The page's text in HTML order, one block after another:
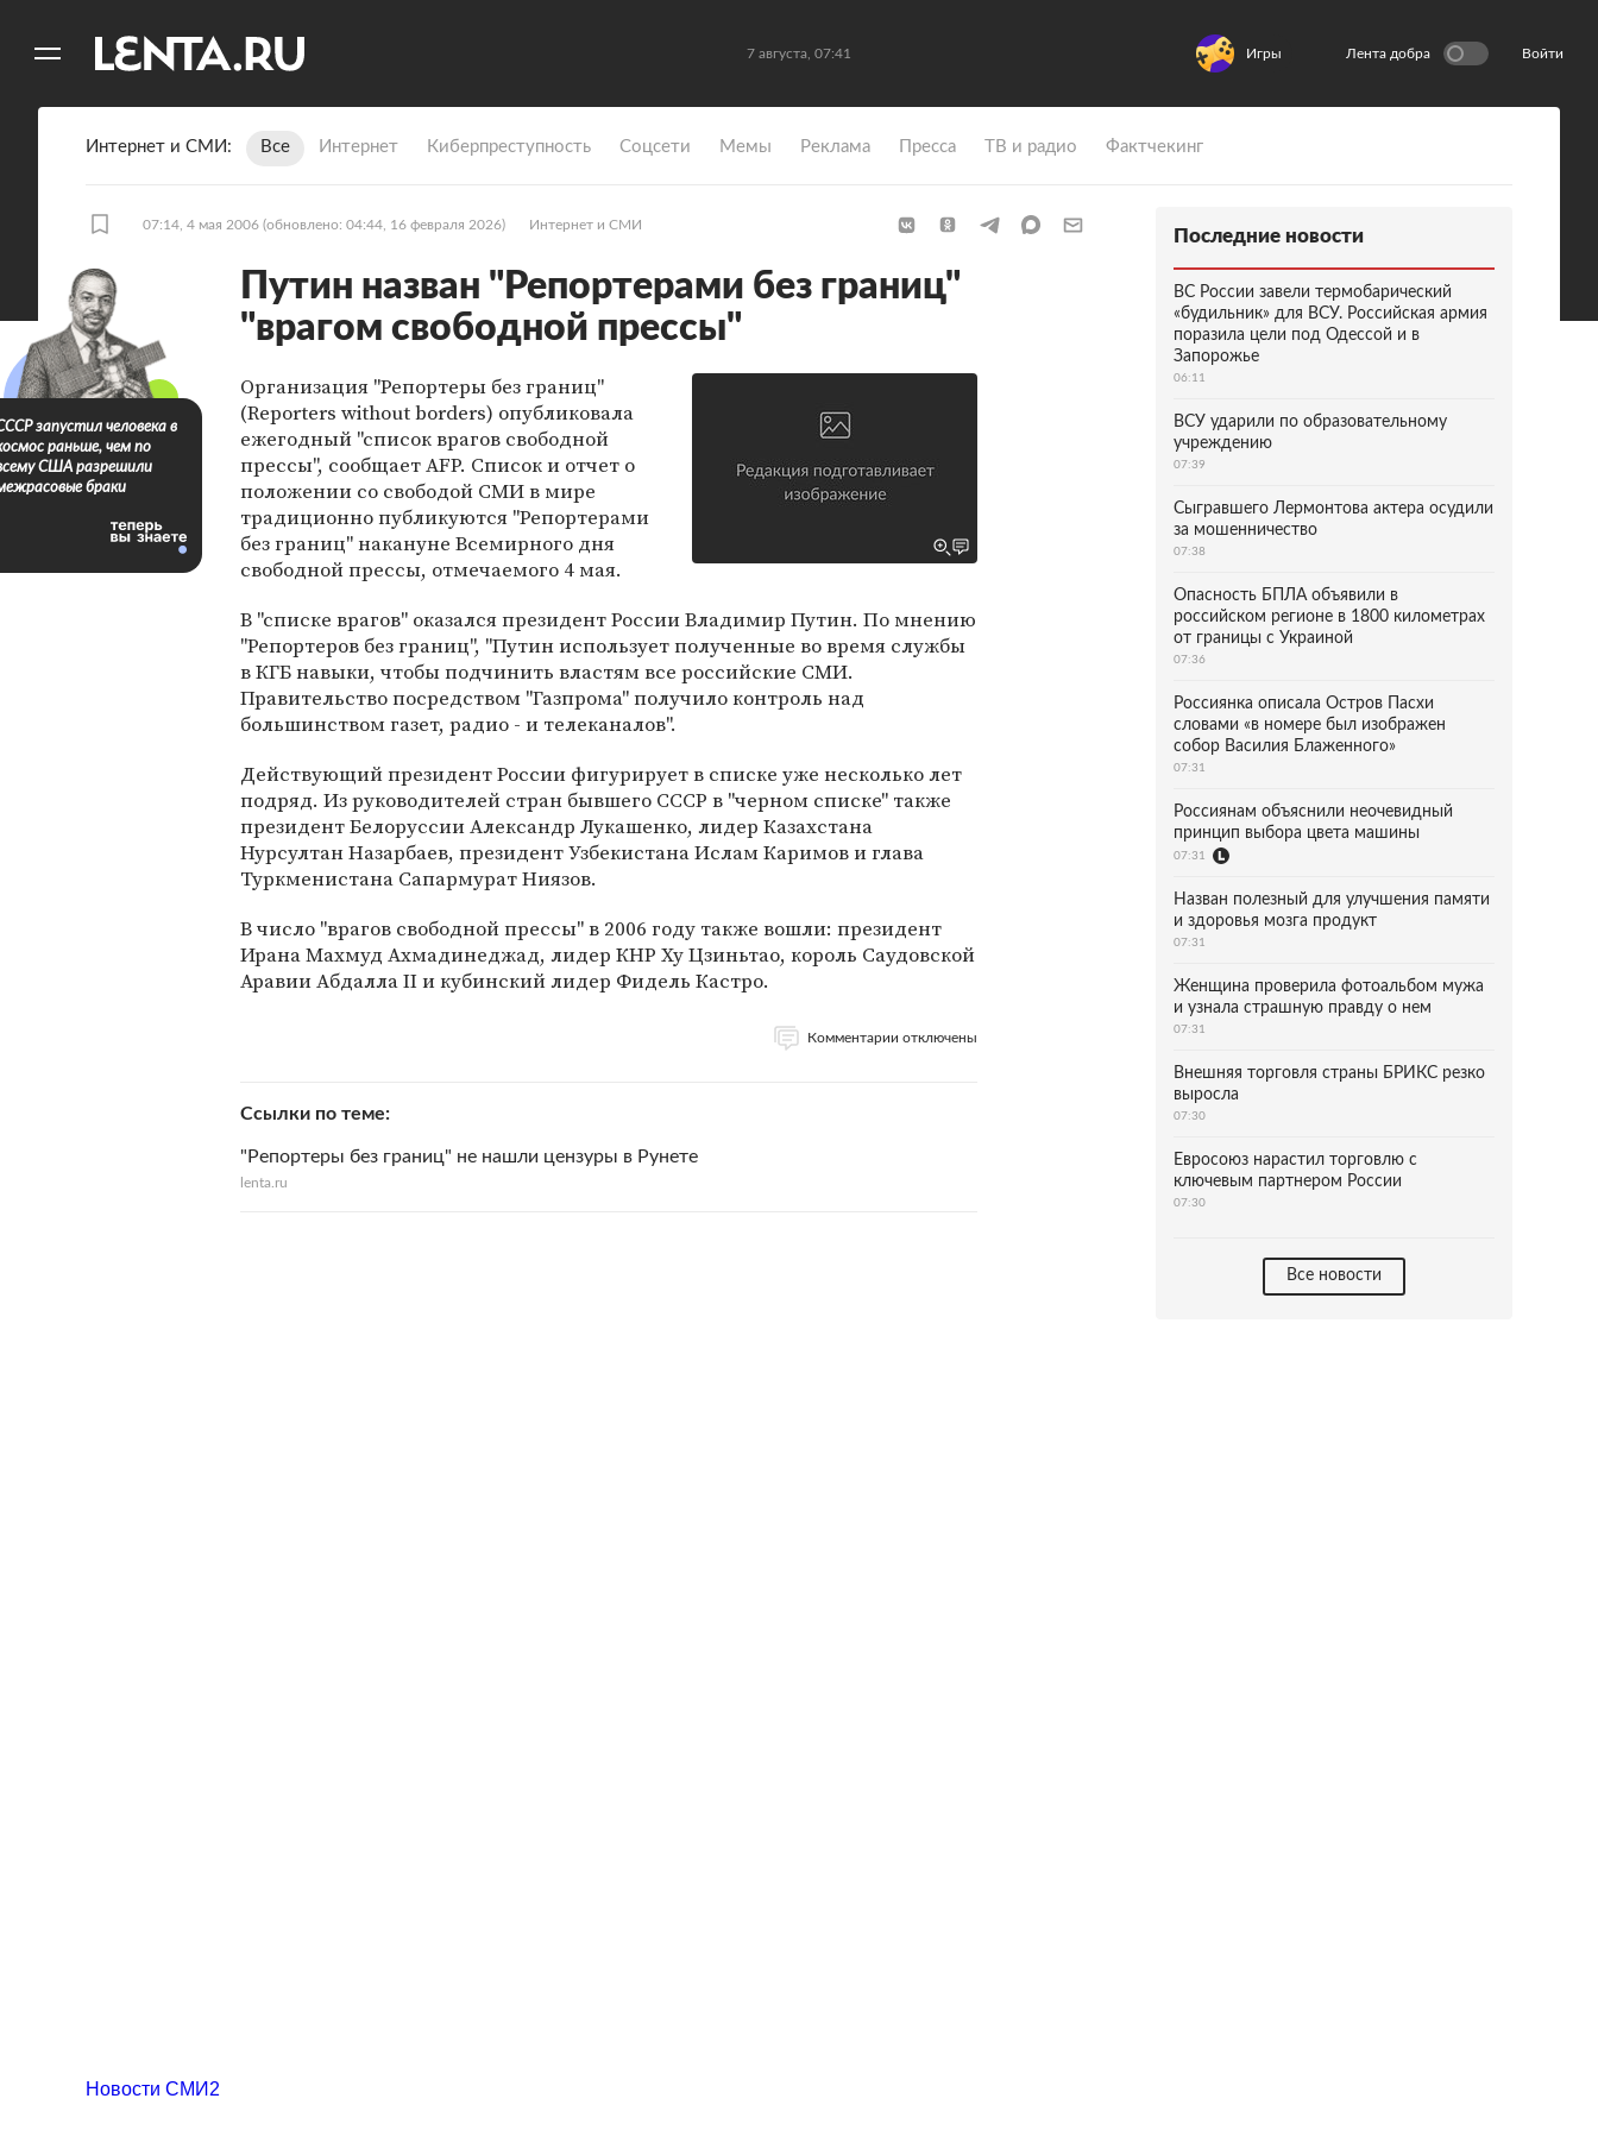
7 августа, 07:41 Игры Лента добра Войти
Интернет и СМИ Все Интернет Киберпреступность Coцсети Мемы Реклама Пресса ТВ и радио Фактчекинг
07:14, 4 мая 2006 (обновлено: 04:44, 16 февраля 2026) Интернет и СМИ
Путин назван "Репортерами без границ"
"врагом свободной прессы"
Организация "Репортеры без границ"
(Reporters without borders) опубликовала
ежегодный "список врагов свободной
прессы", сообщает AFP. Список и отчет о
положении со свободой СМИ в мире
традиционно публикуются "Репортерами
без границ" накануне Всемирного дня
свободной прессы, отмечаемого 4 мая.
В "списке врагов" оказался президент России Владимир Путин. По мнению
"Репортеров без границ", "Путин использует полученные во время службы
в КГБ навыки, чтобы подчинить властям все российские СМИ.
Правительство посредством "Газпрома" получило контроль над
большинством газет, радио - и телеканалов".
Действующий президент России фигурирует в списке уже несколько лет
подряд. Из руководителей стран бывшего СССР в "черном списке" также
президент Белоруссии Александр Лукашенко, лидер Казахстана
Нурсултан Назарбаев, президент Узбекистана Ислам Каримов и глава
Туркменистана Сапармурат Ниязов.
В число "врагов свободной прессы" в 2006 году также вошли: президент
Ирана Махмуд Ахмадинеджад, лидер КНР Ху Цзиньтао, король Саудовской
Аравии Абдалла II и кубинский лидер Фидель Кастро.
Комментарии отключены
Ссылки по теме
"Репортеры без границ" не нашли цензуры в Рунете
lenta.ru
запустил человека в
раньше, чем по
США разрешили
браки
Последние новости
ВС России завели термобарический
«будильник» для ВСУ. Российская армия
поразила цели под Одессой и в
Запорожье
06:11
ВСУ ударили по образовательному
учреждению
07:39
Сыгравшего Лермонтова актера осудили
за мошенничество
07:38
Опасность БПЛА объявили в
российском регионе в 1800 километрах
от границы с Украиной
07:36
Россиянка описала Остров Пасхи
словами «в номере был изображен
собор Василия Блаженного»
07:31
Россиянам объяснили неочевидный
принцип выбора цвета машины
07:31
Назван полезный для улучшения памяти
и здоровья мозга продукт
07:31
Женщина проверила фотоальбом мужа
и узнала страшную правду о нем
07:31
Внешняя торговля страны БРИКС резко
выросла
07:30
Евросоюз нарастил торговлю с
ключевым партнером России
07:30
Все новости
Новости СМИ2